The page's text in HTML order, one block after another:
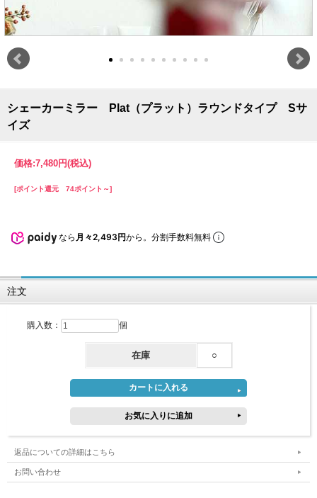
シェーカーミラー Plat（プラット）ラウンドタイプ Sサ
イズ
価格:7,480円(税込)
[ポイント還元 74ポイント～]
なら 月々2,493円から。分割手数料無料
注文
購入数： 個
在庫 ○
返品についての詳細はこちら
お問い合わせ